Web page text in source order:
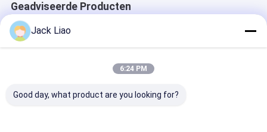
Geadviseerde Producten
Jack Liao
6:24 PM
Good day, what product are you looking for?